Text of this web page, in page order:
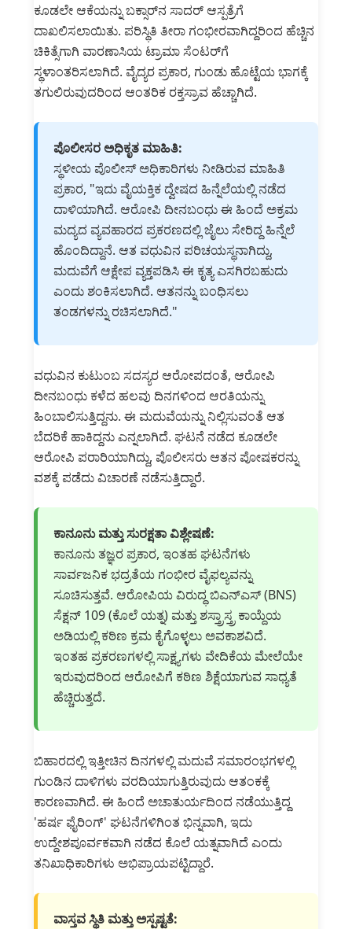
ಕೂಡಲೇ ಆಕೆಯನ್ನು ಬಕ್ಸಾರ್‌ನ ಸಾದರ್ ಆಸ್ಪತ್ರೆಗೆ
ದಾಖಲಿಸಲಾಯಿತು. ಪರಿಸ್ಥಿತಿ ತೀರಾ ಗಂಭೀರವಾಗಿದ್ದರಿಂದ ಹೆಚ್ಚಿನ
ಚಿಕಿತ್ಸೆಗಾಗಿ ವಾರಣಾಸಿಯ ಟ್ರಾಮಾ ಸೆಂಟರ್‌ಗೆ
ಸ್ಥಳಾಂತರಿಸಲಾಗಿದೆ. ವೈದ್ಯರ ಪ್ರಕಾರ, ಗುಂಡು ಹೊಟ್ಟೆಯ ಭಾಗಕ್ಕೆ
ತಗುಲಿರುವುದರಿಂದ ಆಂತರಿಕ ರಕ್ತಸ್ರಾವ ಹೆಚ್ಚಾಗಿದೆ.
ಪೊಲೀಸರ ಅಧಿಕೃತ ಮಾಹಿತಿ:
ಸ್ಥಳೀಯ ಪೊಲೀಸ್ ಅಧಿಕಾರಿಗಳು ನೀಡಿರುವ ಮಾಹಿತಿ
ಪ್ರಕಾರ, "ಇದು ವೈಯಕ್ತಿಕ ದ್ವೇಷದ ಹಿನ್ನೆಲೆಯಲ್ಲಿ ನಡೆದ
ದಾಳಿಯಾಗಿದೆ. ಆರೋಪಿ ದೀನಬಂಧು ಈ ಹಿಂದೆ ಅಕ್ರಮ
ಮದ್ಯದ ವ್ಯವಹಾರದ ಪ್ರಕರಣದಲ್ಲಿ ಜೈಲು ಸೇರಿದ್ದ ಹಿನ್ನೆಲೆ
ಹೊಂದಿದ್ದಾನೆ. ಆತ ವಧುವಿನ ಪರಿಚಯಸ್ಥನಾಗಿದ್ದು,
ಮದುವೆಗೆ ಆಕ್ಷೇಪ ವ್ಯಕ್ತಪಡಿಸಿ ಈ ಕೃತ್ಯ ಎಸಗಿರಬಹುದು
ಎಂದು ಶಂಕಿಸಲಾಗಿದೆ. ಆತನನ್ನು ಬಂಧಿಸಲು
ತಂಡಗಳನ್ನು ರಚಿಸಲಾಗಿದೆ."
ವಧುವಿನ ಕುಟುಂಬ ಸದಸ್ಯರ ಆರೋಪದಂತೆ, ಆರೋಪಿ
ದೀನಬಂಧು ಕಳೆದ ಹಲವು ದಿನಗಳಿಂದ ಆರತಿಯನ್ನು
ಹಿಂಬಾಲಿಸುತ್ತಿದ್ದನು. ಈ ಮದುವೆಯನ್ನು ನಿಲ್ಲಿಸುವಂತೆ ಆತ
ಬೆದರಿಕೆ ಹಾಕಿದ್ದನು ಎನ್ನಲಾಗಿದೆ. ಘಟನೆ ನಡೆದ ಕೂಡಲೇ
ಆರೋಪಿ ಪರಾರಿಯಾಗಿದ್ದು, ಪೊಲೀಸರು ಆತನ ಪೋಷಕರನ್ನು
ವಶಕ್ಕೆ ಪಡೆದು ವಿಚಾರಣೆ ನಡೆಸುತ್ತಿದ್ದಾರೆ.
ಕಾನೂನು ಮತ್ತು ಸುರಕ್ಷತಾ ವಿಶ್ಲೇಷಣೆ:
ಕಾನೂನು ತಜ್ಞರ ಪ್ರಕಾರ, ಇಂತಹ ಘಟನೆಗಳು
ಸಾರ್ವಜನಿಕ ಭದ್ರತೆಯ ಗಂಭೀರ ವೈಫಲ್ಯವನ್ನು
ಸೂಚಿಸುತ್ತವೆ. ಆರೋಪಿಯ ವಿರುದ್ಧ ಬಿಎನ್ಎಸ್ (BNS)
ಸೆಕ್ಷನ್ 109 (ಕೊಲೆ ಯತ್ನ) ಮತ್ತು ಶಸ್ತ್ರಾಸ್ತ್ರ ಕಾಯ್ದೆಯ
ಅಡಿಯಲ್ಲಿ ಕಠಿಣ ಕ್ರಮ ಕೈಗೊಳ್ಳಲು ಅವಕಾಶವಿದೆ.
ಇಂತಹ ಪ್ರಕರಣಗಳಲ್ಲಿ ಸಾಕ್ಷ್ಯಗಳು ವೇದಿಕೆಯ ಮೇಲೆಯೇ
ಇರುವುದರಿಂದ ಆರೋಪಿಗೆ ಕಠಿಣ ಶಿಕ್ಷೆಯಾಗುವ ಸಾಧ್ಯತೆ
ಹೆಚ್ಚಿರುತ್ತದೆ.
ಬಿಹಾರದಲ್ಲಿ ಇತ್ತೀಚಿನ ದಿನಗಳಲ್ಲಿ ಮದುವೆ ಸಮಾರಂಭಗಳಲ್ಲಿ
ಗುಂಡಿನ ದಾಳಿಗಳು ವರದಿಯಾಗುತ್ತಿರುವುದು ಆತಂಕಕ್ಕೆ
ಕಾರಣವಾಗಿದೆ. ಈ ಹಿಂದೆ ಅಚಾತುರ್ಯದಿಂದ ನಡೆಯುತ್ತಿದ್ದ
'ಹರ್ಷ ಫೈರಿಂಗ್' ಘಟನೆಗಳಿಗಿಂತ ಭಿನ್ನವಾಗಿ, ಇದು
ಉದ್ದೇಶಪೂರ್ವಕವಾಗಿ ನಡೆದ ಕೊಲೆ ಯತ್ನವಾಗಿದೆ ಎಂದು
ತನಿಖಾಧಿಕಾರಿಗಳು ಅಭಿಪ್ರಾಯಪಟ್ಟಿದ್ದಾರೆ.
ವಾಸ್ತವ ಸ್ಥಿತಿ ಮತ್ತು ಅಸ್ಪಷ್ಟತೆ: